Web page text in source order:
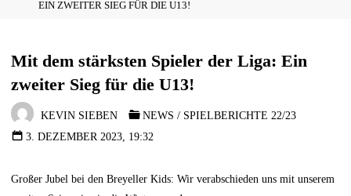
EIN ZWEITER SIEG FÜR DIE U13!
Mit dem stärksten Spieler der Liga: Ein
zweiter Sieg für die U13!
KEVIN SIEBEN NEWS / SPIELBERICHTE 22/23
3. DEZEMBER 2023, 19:32
Großer Jubel bei den Breyeller Kids: Wir verabschieden uns mit unserem